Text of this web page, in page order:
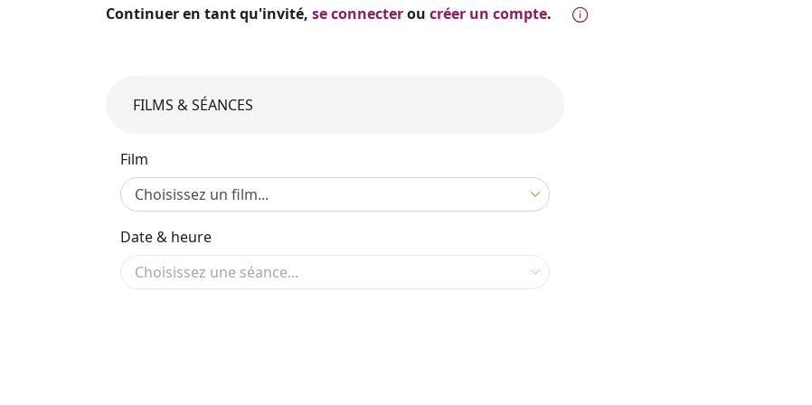
Continuer en tant qu'invité, se connecterou créer un compte.
FILMS & SÉANCES
Film
Date & heure